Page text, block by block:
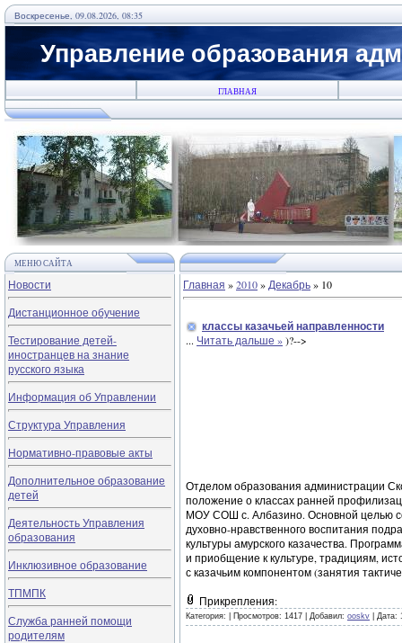
Воскресенье, 09.08.2026, 08:35
Управление образования
ГЛАВНАЯ
МЕНЮ САЙТА
Новости
Дистанционное обучение
Тестирование детей-
иностранцев на знание
русского языка
Информация об Управлении
Структура Управления
Нормативно-правовые акты
Дополнительное образование
детей
Деятельность Управления
образования
Инклюзивное образование
ТПМПК
Служба ранней помощи
родителям
Главная »2010» Декабрь» 10
классы казачьей направленности
... Читать дальше »)?-->
Отделом образования администрации
положение о классах ранней
МОУ СОШ с. Албазино. Основной целью
духовно-нравственного воспитания
культуры амурского казачества.
и приобщение к культуре, традициям,
с казачьим компонентом (занятия
Прикрепления:
Категория: Просмотров: 1417 | Добавил: ooskv Дата: